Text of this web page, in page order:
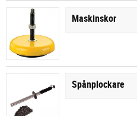
Maskinskor
Spånplockare